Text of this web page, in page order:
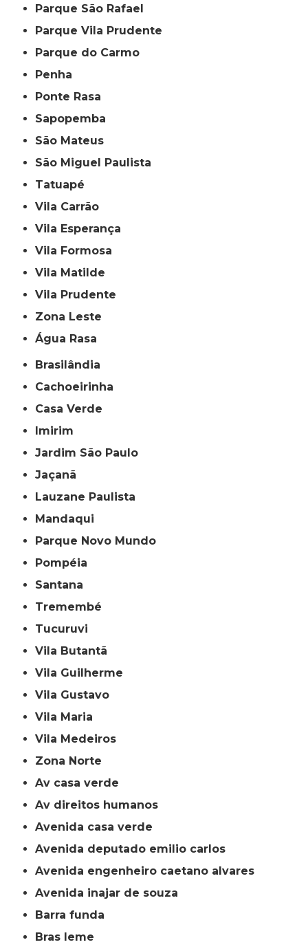
Parque São Rafael
Parque Vila Prudente
Parque do Carmo
Penha
Ponte Rasa
Sapopemba
São Mateus
São Miguel Paulista
Tatuapé
Vila Carrão
Vila Esperança
Vila Formosa
Vila Matilde
Vila Prudente
Zona Leste
Água Rasa
Brasilândia
Cachoeirinha
Casa Verde
Imirim
Jardim São Paulo
Jaçanã
Lauzane Paulista
Mandaqui
Parque Novo Mundo
Pompéia
Santana
Tremembé
Tucuruvi
Vila Butantã
Vila Guilherme
Vila Gustavo
Vila Maria
Vila Medeiros
Zona Norte
av casa verde
av direitos humanos
avenida casa verde
avenida deputado emilio carlos
avenida engenheiro caetano alvares
avenida inajar de souza
barra funda
bras leme